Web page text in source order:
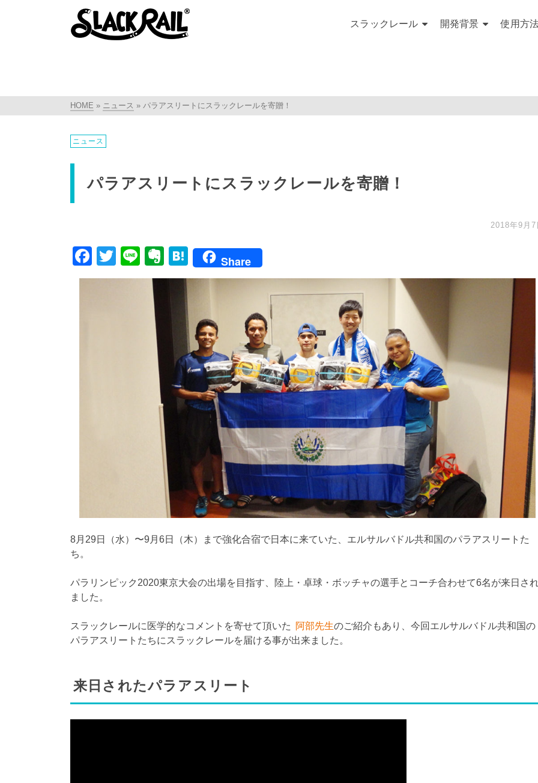
スラックレール 開発背景 使用方
HOME » ニュース » パラアスリートにスラックレールを寄贈！
ニュース
パラアスリートにスラックレールを寄贈！
2018年9月7
Facebook
TwitterLineEvernote
Hatena
Share
8月29日（水）〜9月6日（木）まで強化合宿で日本に来ていた、エルサルバドル共和国のパラアスリートた
ち。
パラリンピック2020東京大会の出場を目指す、陸上・卓球・ボッチャの選手とコーチ合わせて6名が来日さ
ました。
スラックレールに医学的なコメントを寄せて頂いた 阿部先生のご紹介もあり、今回エルサルバドル共和国の
パラアスリートたちにスラックレールを届ける事が出来ました。
来日されたパラアスリート